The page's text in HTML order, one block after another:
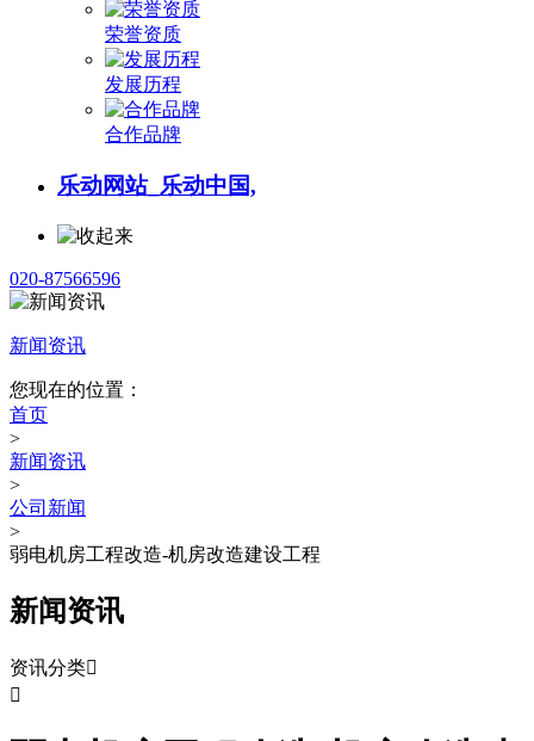
荣誉资质
发展历程
合作品牌
乐动网站_乐动中国,
020-87566596
新闻资讯
您现在的位置：
首页
>
新闻资讯
>
公司新闻
>
弱电机房工程改造-机房改造建设工程
新闻资讯
资讯分类
